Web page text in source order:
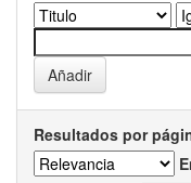
Resultados por